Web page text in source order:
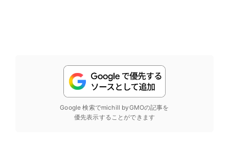
Google 検索でmichill byGMOの記事を
優先表示することができます